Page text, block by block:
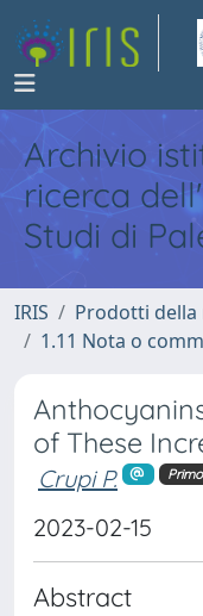
Archivio
ricerca
Studi di
IRIS Prodotti della
1.11 Nota o
of These
Crupi P. Primo
2023-02-15
Abstract